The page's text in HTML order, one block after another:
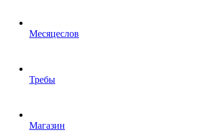
Месяцеслов
Требы
Магазин